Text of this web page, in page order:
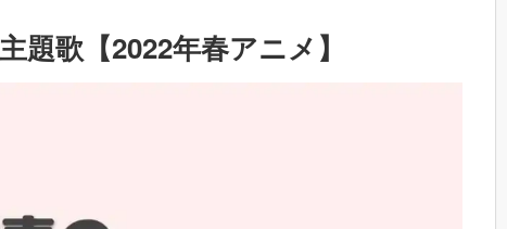
題歌【2022年春アニメ】